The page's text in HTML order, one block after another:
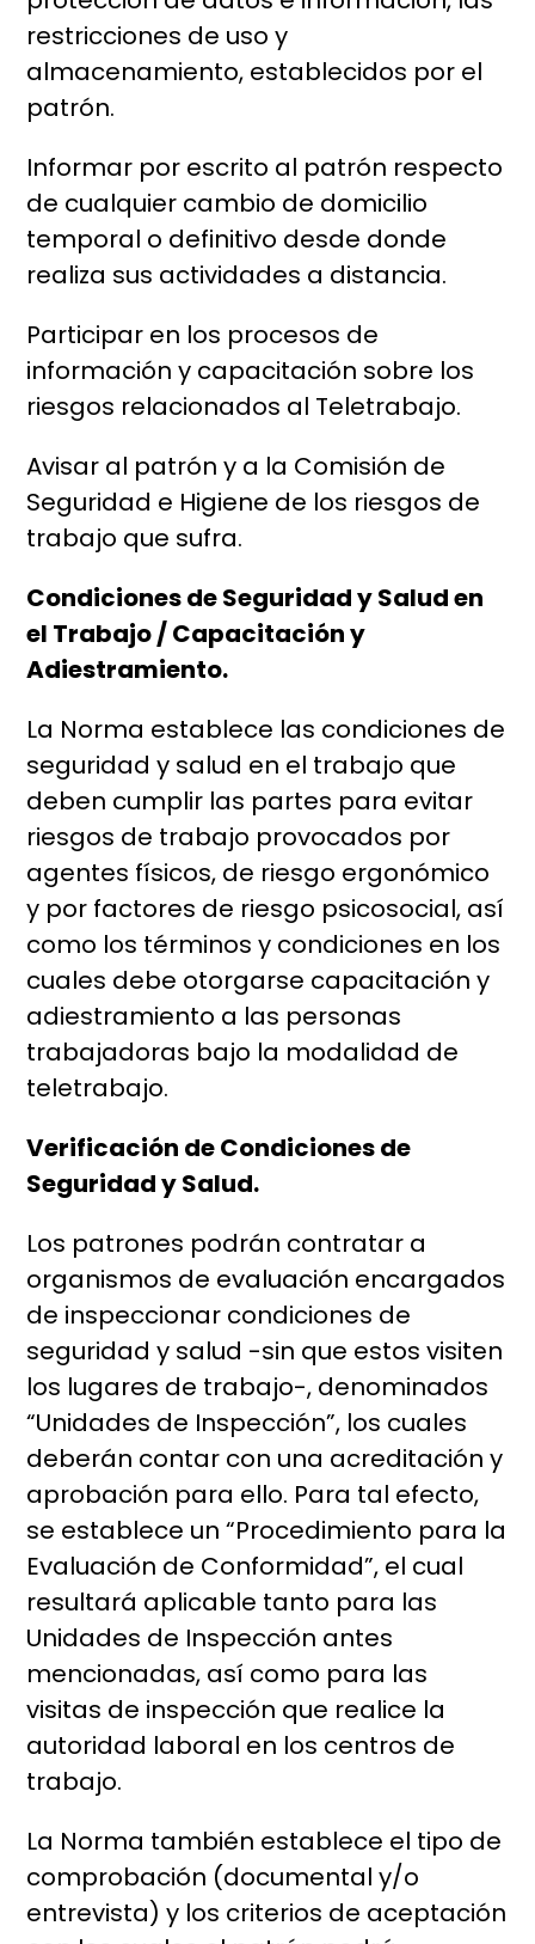
restricciones de uso y
almacenamiento, establecidos por el
patrón.
Informar por escrito al patrón respecto
de cualquier cambio de domicilio
temporal o definitivo desde donde
realiza sus actividades a distancia.
Participar en los procesos de
información y capacitación sobre los
riesgos relacionados al Teletrabajo.
Avisar al patrón y a la Comisión de
Seguridad e Higiene de los riesgos de
trabajo que sufra.
Condiciones de Seguridad y Salud en
el Trabajo / Capacitación y
Adiestramiento.
La Norma establece las condiciones de
seguridad y salud en el trabajo que
deben cumplir las partes para evitar
riesgos de trabajo provocados por
agentes físicos, de riesgo ergonómico
y por factores de riesgo psicosocial, así
como los términos y condiciones en los
cuales debe otorgarse capacitación y
adiestramiento a las personas
trabajadoras bajo la modalidad de
teletrabajo.
Verificación de Condiciones de
Seguridad y Salud.
Los patrones podrán contratar a
organismos de evaluación encargados
de inspeccionar condiciones de
seguridad y salud -sin que estos visiten
los lugares de trabajo-, denominados
“Unidades de Inspección”, los cuales
deberán contar con una acreditación y
aprobación para ello. Para tal efecto,
se establece un “Procedimiento para la
Evaluación de Conformidad”, el cual
resultará aplicable tanto para las
Unidades de Inspección antes
mencionadas, así como para las
visitas de inspección que realice la
autoridad laboral en los centros de
trabajo.
La Norma también establece el tipo de
comprobación (documental y/o
entrevista) y los criterios de aceptación